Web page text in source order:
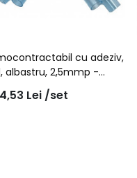
cu adeziv,
albastru, 2,5mmp -
- 100buc/set
Lei /set